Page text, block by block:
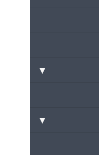
▾
▾